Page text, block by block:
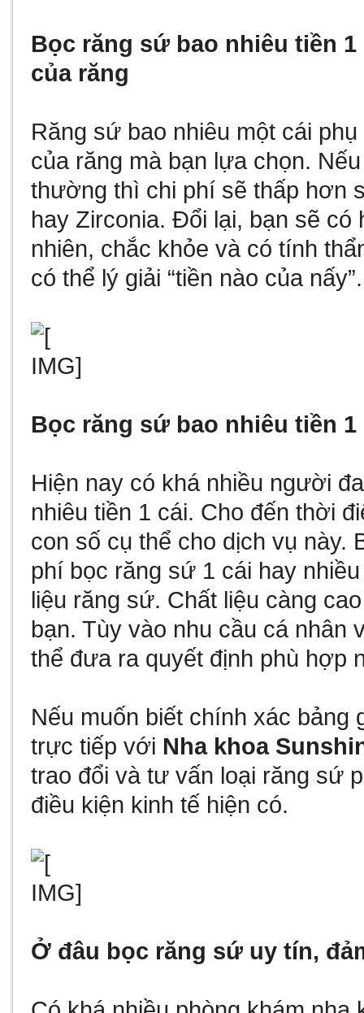
Bọc răng sứ bao nhiêu tiền
của răng
Răng sứ bao nhiêu một cái
của răng mà bạn lựa chọn.
thường thì chi phí sẽ thấp hơn
hay Zirconia. Đổi lại, bạn sẽ
nhiên, chắc khỏe và có tính
có thể lý giải “tiền nào của nấy”.
Bọc răng sứ bao nhiêu tiền
Hiện nay có khá nhiều người
nhiêu tiền 1 cái. Cho đến thời
con số cụ thể cho dịch vụ
phí bọc răng sứ 1 cái hay
liệu răng sứ. Chất liệu càng
bạn. Tùy vào nhu cầu cá nhân
thể đưa ra quyết định phù hợp
Nếu muốn biết chính xác bảng
trực tiếp với Nha khoa
trao đổi và tư vấn loại răng sứ
điều kiện kinh tế hiện có.
Ở đâu bọc răng sứ uy tín,